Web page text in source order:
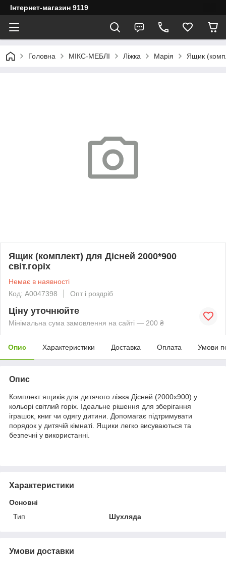
Інтернет-магазин 9119
Головна МІКС-МЕБЛІ Ліжка Марія Ящик
Ящик (комплект) для Дісней 2000*900
світ.горіх
Немає в наявності
Код: А0047398
Опт і роздріб
Ціну уточнюйте
Мінімальна сума замовлення на сайті — 200 ₴
Опис Характеристики Доставка Оплата Умови
Опис
Комплект ящиків для дитячого ліжка Дісней (2000х900) у
кольорі світлий горіх. Ідеальне рішення для зберігання
іграшок, книг чи одягу дитини. Допомагає підтримувати
порядок у дитячій кімнаті. Ящики легко висуваються та
безпечні у використанні.
Характеристики
Основні
Тип
Шухляда
Умови доставки